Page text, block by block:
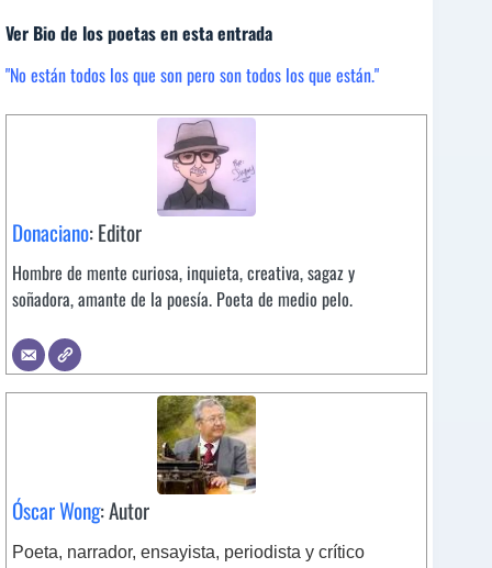
Ver Bio de los poetas en esta entrada
"No están todos los que son pero son todos los que están."
Donaciano: Editor
Hombre de mente curiosa, inquieta, creativa, sagaz y
soñadora, amante de la poesía. Poeta de medio pelo.
Óscar Wong: Autor
Poeta, narrador, ensayista, periodista y crítico